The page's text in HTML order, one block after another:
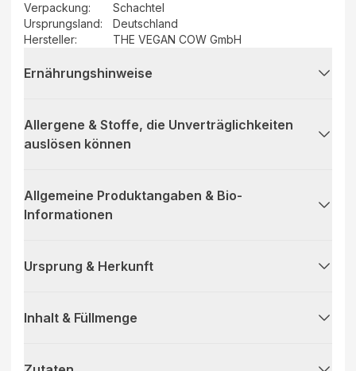
Verpackung:
Schachtel
Ursprungsland:
Deutschland
Hersteller: THE VEGAN COW GmbH
Ernährungshinweise
Allergene & Stoffe, die Unverträglichkeiten
auslösen können
Allgemeine Produktangaben & Bio-
Informationen
Ursprung & Herkunft
Inhalt & Füllmenge